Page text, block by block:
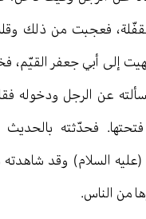
فعجبت من ذلك
إلى أبي جعفر
عن الرجل ودخوله
فحدّثته بالحديث
السلام) وقد شاهدته
من الناس.